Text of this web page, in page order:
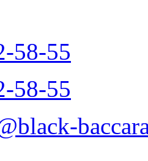
58-55
58-55